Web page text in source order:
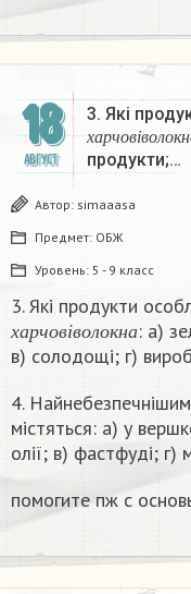
18
АВГУСТ
3. Які
ха р ч о в ів ол о кн
харч овіво
продукти;…
Автор: simaaasa
Предмет: ОБЖ
Уровень: 5 - 9 класс
3. Які продукти
ха р ч о в і в ол о кн а
харч овіволокна
: a)
в) солодощі; г)
4.
містяться: a) у
олії; в) фастфуді; г)
помогите пж с